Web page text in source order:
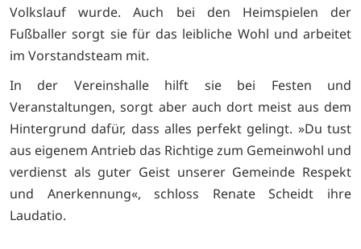
Volkslauf wurde. Auch bei den Heimspielen der
Fußballer sorgt sie für das leibliche Wohl und arbeitet
im Vorstandsteam mit.
In der Vereinshalle hilft sie bei Festen und
Veranstaltungen, sorgt aber auch dort meist aus dem
Hintergrund dafür, dass alles perfekt gelingt. »Du tust
aus eigenem Antrieb das Richtige zum Gemeinwohl und
verdienst als guter Geist unserer Gemeinde Respekt
und Anerkennung«, schloss Renate Scheidt ihre
Laudatio.